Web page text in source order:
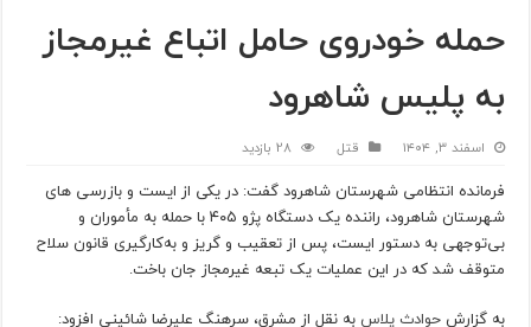
حمله خودروی حامل اتباع غیرمجاز
به پلیس شاهرود
اسفند ۳, ۱۴۰۴ قتل 28 بازدید
فرمانده انتظامی شهرستان شاهرود گفت: در یکی از ایست و بازرسی های
شهرستان شاهرود، راننده یک دستگاه پژو ۴۰۵ با حمله به مأموران و
بی‌توجهی به دستور ایست، پس از تعقیب و گریز و به‌کارگیری قانون سلاح
متوقف شد که در این عملیات یک تبعه غیرمجاز جان باخت.
به گزارشحوادث پلاس به نقل از مشرق، سرهنگ علیرضا شائینی افزود: